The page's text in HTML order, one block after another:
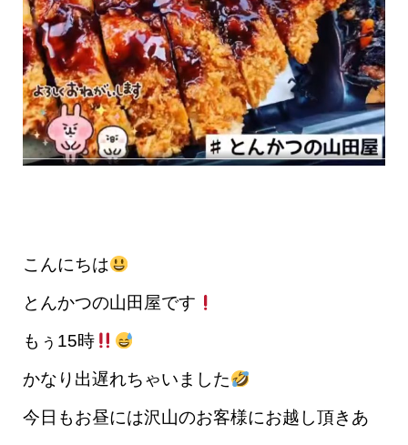
こんにちは
とんかつの山田屋です
もぅ15時
かなり出遅れちゃいました
今日もお昼には沢山のお客様にお越し頂きあ